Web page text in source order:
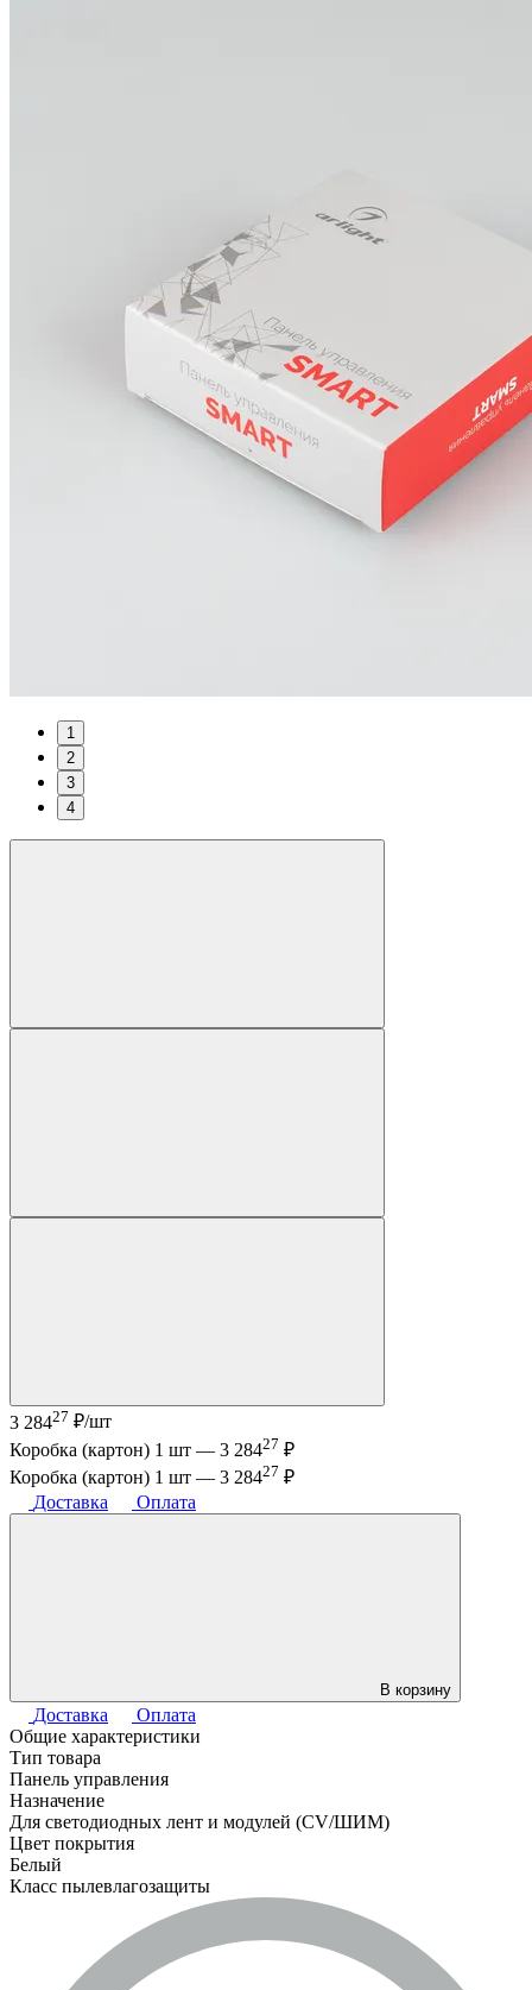
1
2
3
4
3 28427 ₽/шт
Коробка (картон) 1 шт — 3 28427 ₽
Коробка (картон) 1 шт — 3 28427 ₽
Доставка
Оплата
В корзину
Доставка
Оплата
Общие характеристики
Тип товара
Панель управления
Назначение
Для светодиодных лент и модулей (CV/ШИМ)
Цвет покрытия
Белый
Класс пылевлагозащиты